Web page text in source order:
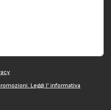
Leggi l' informativa